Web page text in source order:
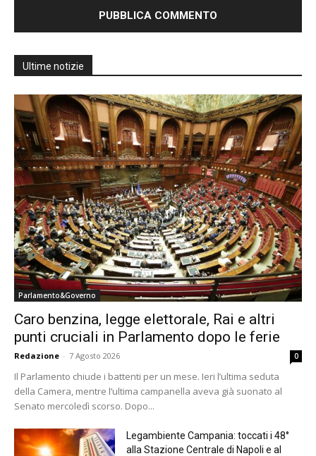
Ultime notizie
Parlamento&Governo
Caro benzina, legge elettorale, Rai e altri
punti cruciali in Parlamento dopo le ferie
Redazione - 7 Agosto 2026 0
Il Parlamento chiude i battenti per un mese. Ieri l’ultima seduta
della Camera, mentre l’ultima campanella aveva già suonato al
Senato mercoledì scorso. Dopo...
Legambiente Campania: toccati i 48°
alla Stazione Centrale di Napoli e al